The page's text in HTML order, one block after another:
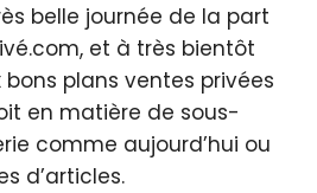
belle journée de la part
et à très bientôt
plans ventes privées
en matière de sous-
comme aujourd’hui ou
d’articles.